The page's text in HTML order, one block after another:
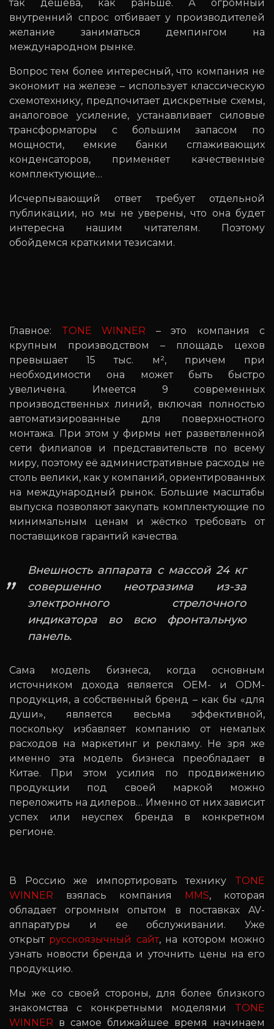
так дешева, как раньше. А огромный
внутренний спрос отбивает у производителей
желание заниматься демпингом на
международном рынке.
Вопрос тем более интересный, что компания не
экономит на железе – использует классическую
схемотехнику, предпочитает дискретные схемы,
аналоговое усиление, устанавливает силовые
трансформаторы с большим запасом по
мощности, емкие банки сглаживающих
конденсаторов, применяет качественные
комплектующие…
Исчерпывающий ответ требует отдельной
публикации, но мы не уверены, что она будет
интересна нашим читателям. Поэтому
обойдемся краткими тезисами.
Главное: TONE WINNER – это компания с
крупным производством – площадь цехов
превышает 15 тыс. м², причем при
необходимости она может быть быстро
увеличена. Имеется 9 современных
производственных линий, включая полностью
автоматизированные для поверхностного
монтажа. При этом у фирмы нет разветвленной
сети филиалов и представительств по всему
миру, поэтому её административные расходы не
столь велики, как у компаний, ориентированных
на международный рынок. Большие масштабы
выпуска позволяют закупать комплектующие по
минимальным ценам и жёстко требовать от
поставщиков гарантий качества.
Внешность аппарата с массой 24 кг
совершенно неотразима из-за
электронного стрелочного
индикатора во всю фронтальную
панель.
Сама модель бизнеса, когда основным
источником дохода является OEM- и ODM-
продукция, а собственный бренд – как бы «для
души», является весьма эффективной,
поскольку избавляет компанию от немалых
расходов на маркетинг и рекламу. Не зря же
именно эта модель бизнеса преобладает в
Китае. При этом усилия по продвижению
продукции под своей маркой можно
переложить на дилеров… Именно от них зависит
успех или неуспех бренда в конкретном
регионе.
В Россию же импортировать технику TONE
WINNER взялась компания MMS, которая
обладает огромным опытом в поставках AV-
аппаратуры и ее обслуживании. Уже
открыт русскоязычный сайт, на котором можно
узнать новости бренда и уточнить цены на его
продукцию.
Мы же со своей стороны, для более близкого
знакомства с конкретными моделями TONE
WINNER в самое ближайшее время начинаем